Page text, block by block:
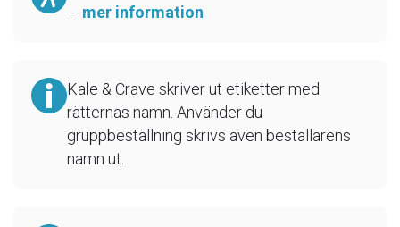
- mer information
Kale & Crave skriver ut etiketter med
rätternas namn. Använder du
gruppbeställning skrivs även beställarens
namn ut.